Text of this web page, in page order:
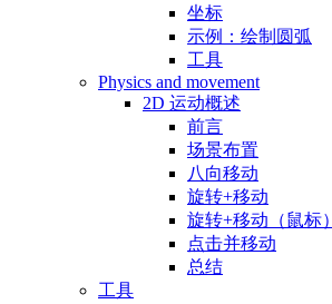
坐标
示例：绘制圆弧
工具
Physics and movement
2D 运动概述
前言
场景布置
八向移动
旋转+移动
旋转+移动（鼠标）
点击并移动
总结
工具